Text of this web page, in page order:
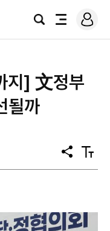
검
전
로
그
지] 文정부
될까
공
유
텍
스